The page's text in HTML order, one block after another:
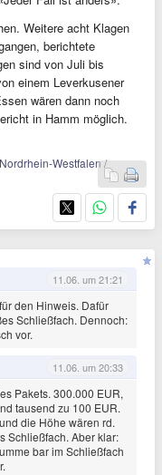
Weitere acht Klagen
berichtete
sind von Juli bis
einem Leverkusener
wären dann noch
in Hamm möglich.
Westfalen /
11.06. um 21:21
den Hinweis. Dafür
Schließfach. Dennoch:
vor.
11.06. um 20:33
Pakets. 300.000 EUR,
tausend zu 100 EUR.
die Höhe wären rd.
Schließfach. Aber klar:
bar im Schließfach